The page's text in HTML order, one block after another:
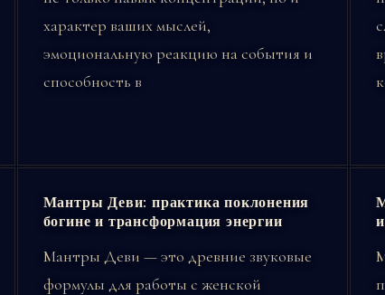
характер ваших мыслей,
эмоциональную реакцию на события и
способность в
Мантры Деви: практика поклонения
богине и трансформация энергии
Мантры Деви — это древние звуковые
формулы для работы с женской